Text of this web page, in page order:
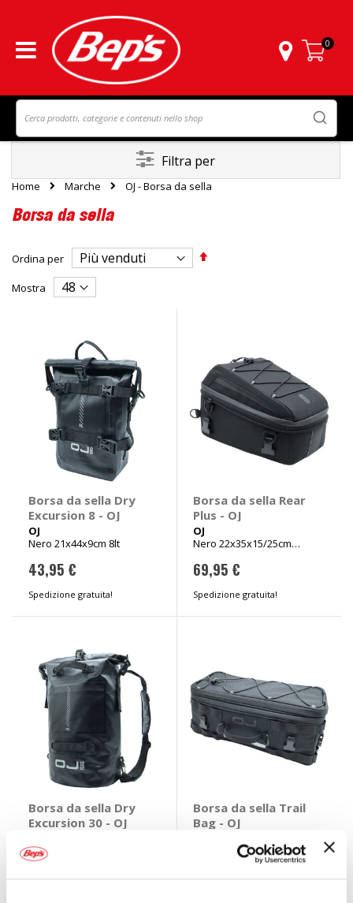
Carrello
0
Home Marche OJ - Borsa da sella
Borsa da sella
Ordina per
Imposta
Mostra
Borsa da sella Dry
Excursion 8 - OJ
OJ
Nero 21x44x9cm 8lt
43,95 €
Spedizione gratuita!
Borsa da sella Rear
Plus - OJ
OJ
Nero 22x35x15/25cm
69,95 €
Spedizione gratuita!
Borsa da sella Dry
Excursion 30 - OJ
Nero 20x25x75cm 30lt
59,95 €
Borsa da sella Trail
Bag - OJ
Nero 44x23x15-25cm
89,95 €
Filtra per